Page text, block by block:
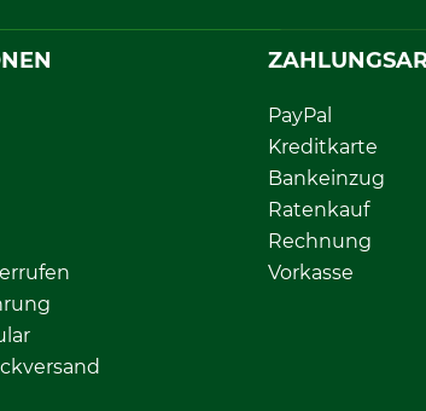
PayPal
Kreditkarte
Bankeinzug
Ratenkauf
Rechnung
Vorkasse